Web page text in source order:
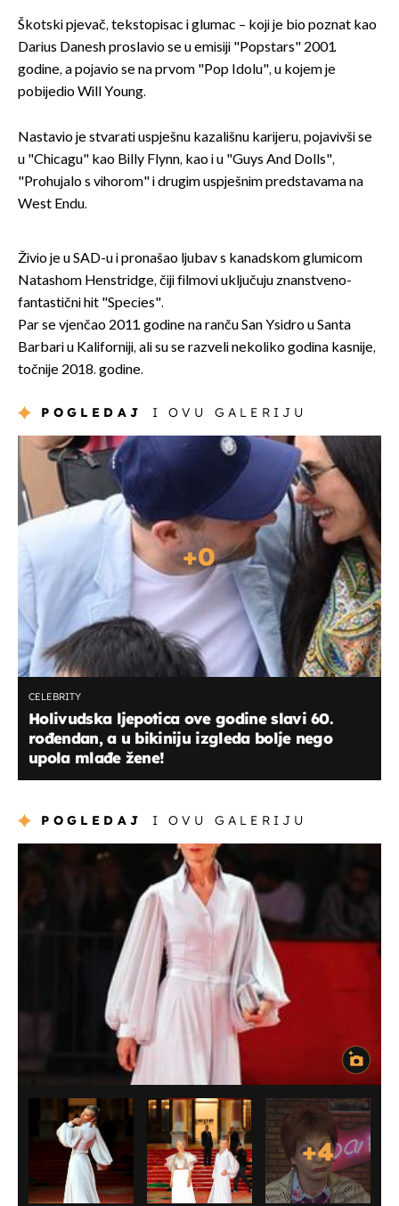
Škotski pjevač, tekstopisac i glumac – koji je bio poznat kao
Darius Danesh proslavio se u emisiji "Popstars" 2001.
godine, a pojavio se na prvom "Pop Idolu", u kojem je
pobijedio Will Young.
Nastavio je stvarati uspješnu kazališnu karijeru, pojavivši se
u "Chicagu" kao Billy Flynn, kao i u "Guys And Dolls",
"Prohujalo s vihorom" i drugim uspješnim predstavama na
West Endu.
Živio je u SAD-u i pronašao ljubav s kanadskom glumicom
Natashom Henstridge, čiji filmovi uključuju znanstveno-
fantastični hit "Species".
Par se vjenčao 2011. godine na ranču San Ysidro u Santa
Barbari u Kaliforniji, ali su se razveli nekoliko godina kasnije,
točnije 2018. godine.
POGLEDAJ I OVU GALERIJU
+0
CELEBRITY
Holivudska ljepotica ove godine slavi 60.
rođendan, a u bikiniju izgleda bolje nego
upola mlađe žene!
POGLEDAJ I OVU GALERIJU
+4